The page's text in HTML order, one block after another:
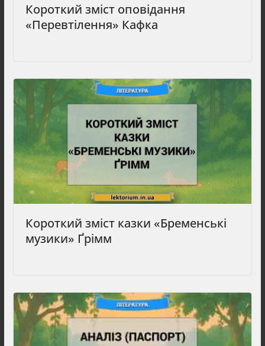
Короткий зміст оповідання
«Перевтілення» Кафка
Короткий зміст казки «Бременські
музики» Ґрімм